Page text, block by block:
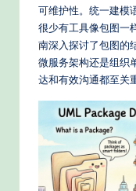
d
C
hi
可维护性。统一建模
很少有工具像包图一
南深入探讨了包图的
微服务架构还是组织
达和有效沟通都至关